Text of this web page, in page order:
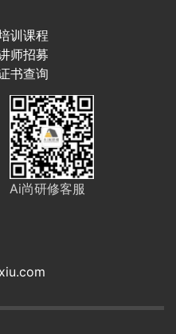
训课程
师招募
书查询
Ai尚研修客服